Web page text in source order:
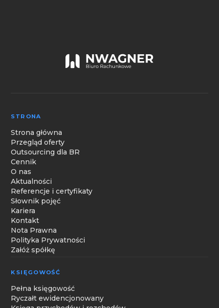
STRONA
Strona główna
Przegląd oferty
Outsourcing dla BR
Cennik
O nas
Aktualności
Referencje i certyfikaty
Słownik pojęć
Kariera
Kontakt
Nota Prawna
Polityka Prywatności
Załóż spółkę
KSIĘGOWOŚĆ
Pełna księgowość
Ryczałt ewidencjonowany